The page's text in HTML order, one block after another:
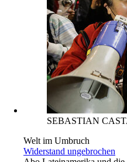
SEBASTIAN
Welt im Umbruch
Widerstand ungebrochen